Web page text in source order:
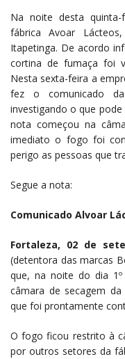
Na noite desta
fábrica Avoar
Itapetinga. De acordo
cortina de fumaça foi
Nesta sexta-feira a
fez o comunicado
investigando o que
nota começou na
imediato o fogo foi
perigo as pessoas que
Segue a nota:
Comunicado Alvoar
Fortaleza, 02 de
(detentora das marcas
que, na noite do dia
câmara de secagem
que foi prontamente
O fogo ficou restrito à
por outros setores da